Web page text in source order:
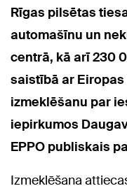
Rīgas pilsētas
automašīnu un
centrā, kā arī 230
saistībā ar Eiropas
izmeklēšanu par
iepirkumos
EPPO publiskais
Izmeklēšana